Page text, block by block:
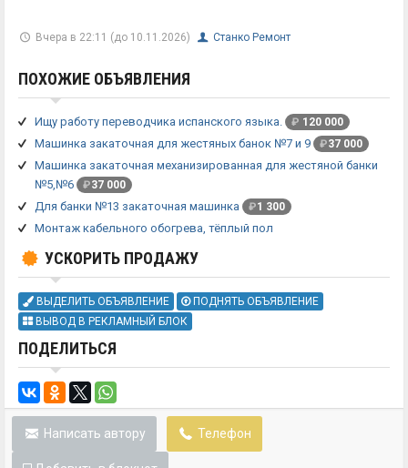
Вчера в 22:11 (до 10.11.2026) Станко Ремонт
ПОХОЖИЕ ОБЪЯВЛЕНИЯ
Ищу работу переводчика испанского языка. ₽ 120 000
Машинка закаточная для жестяных банок №7 и 9 ₽37 000
Машинка закаточная механизированная для жестяной банки
№5,№6
₽37 000
Для банки №13 закаточная машинка ₽1 300
Монтаж кабельного обогрева, тёплый пол
УСКОРИТЬ ПРОДАЖУ
ВЫДЕЛИТЬ ОБЪЯВЛЕНИЕ
ПОДНЯТЬ ОБЪЯВЛЕНИЕ
ВЫВОД В РЕКЛАМНЫЙ БЛОК
ПОДЕЛИТЬСЯ
Написать автору Телефон